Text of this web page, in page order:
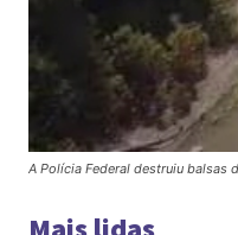
A Polícia Federal destruiu balsas